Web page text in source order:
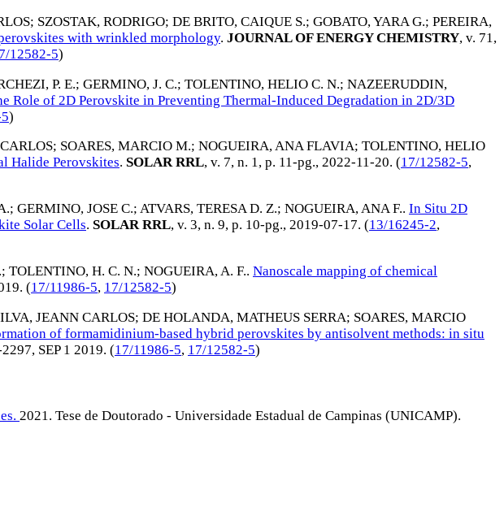
; SZOSTAK, RODRIGO; DE BRITO, CAIQUE S.; GOBATO, YARA G.; PEREIRA,
with wrinkled morphology. JOURNAL OF ENERGY CHEMISTRY, v. 71,
12582-5)
P. E.; GERMINO, J. C.; TOLENTINO, HELIO C. N.; NAZEERUDDIN,
Role of 2D Perovskite in Preventing Thermal-Induced Degradation in 2D/3D
)
; SOARES, MARCIO M.; NOGUEIRA, ANA FLAVIA; TOLENTINO, HELIO
Halide Perovskites. SOLAR RRL, v. 7, n. 1, p. 11-pg., 2022-11-20. (17/12582-5,
; GERMINO, JOSE C.; ATVARS, TERESA D. Z.; NOGUEIRA, ANA F.. In Situ 2D
Solar Cells. SOLAR RRL, v. 3, n. 9, p. 10-pg., 2019-07-17. (13/16245-2,
; TOLENTINO, H. C. N.; NOGUEIRA, A. F.. Nanoscale mapping of chemical
. (17/11986-5, 17/12582-5)
JEANN CARLOS; DE HOLANDA, MATHEUS SERRA; SOARES, MARCIO
of formamidinium-based hybrid perovskites by antisolvent methods: in situ
SEP 1 2019. (17/11986-5, 17/12582-5)
2021. Tese de Doutorado - Universidade Estadual de Campinas (UNICAMP).